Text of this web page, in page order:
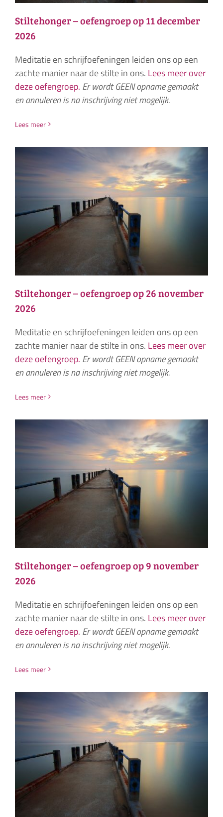
Stiltehonger – oefengroep op 11 december
2026
Meditatie en schrijfoefeningen leiden ons op een
zachte manier naar de stilte in ons. Lees meer over
deze oefengroep. Er wordt GEEN opname gemaakt
en annuleren is na inschrijving niet mogelijk.
Lees meer
Stiltehonger – oefengroep op 26 november
2026
Meditatie en schrijfoefeningen leiden ons op een
zachte manier naar de stilte in ons. Lees meer over
deze oefengroep. Er wordt GEEN opname gemaakt
en annuleren is na inschrijving niet mogelijk.
Lees meer
Stiltehonger – oefengroep op 9 november
2026
Meditatie en schrijfoefeningen leiden ons op een
zachte manier naar de stilte in ons. Lees meer over
deze oefengroep. Er wordt GEEN opname gemaakt
en annuleren is na inschrijving niet mogelijk.
Lees meer